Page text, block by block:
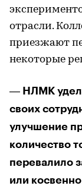
отрасли.
приезжают
некоторые
― НЛМК
своих
улучшение
количество
перевалило
или